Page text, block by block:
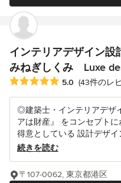
インテリアデザイン
みねぎしくみ Luxe
平均評価：5つ星中 星5
5.0 (43件のレ
◎建築士・インテリアデザ
アは財産』 をコンセプト
得意としている 設計デザイ
続きを読む
〒107-0062, 東京都港区